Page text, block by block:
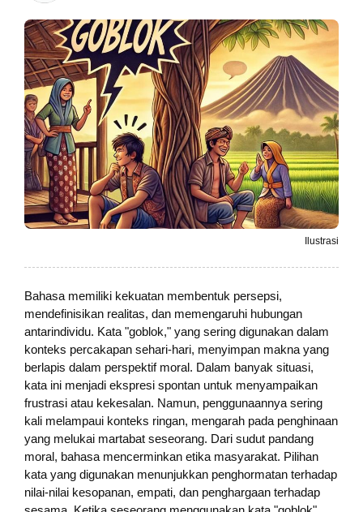
Ilustrasi
Bahasa memiliki kekuatan membentuk persepsi,
mendefinisikan realitas, dan memengaruhi hubungan
antarindividu. Kata "goblok," yang sering digunakan dalam
konteks percakapan sehari-hari, menyimpan makna yang
berlapis dalam perspektif moral. Dalam banyak situasi,
kata ini menjadi ekspresi spontan untuk menyampaikan
frustrasi atau kekesalan. Namun, penggunaannya sering
kali melampaui konteks ringan, mengarah pada penghinaan
yang melukai martabat seseorang. Dari sudut pandang
moral, bahasa mencerminkan etika masyarakat. Pilihan
kata yang digunakan menunjukkan penghormatan terhadap
nilai-nilai kesopanan, empati, dan penghargaan terhadap